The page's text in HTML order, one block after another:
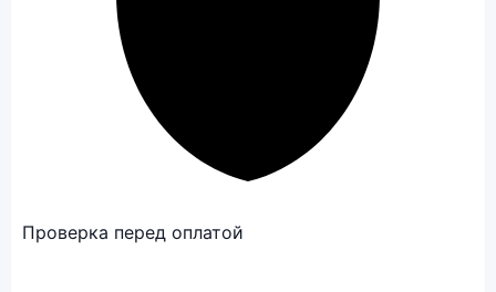
Проверка перед оплатой